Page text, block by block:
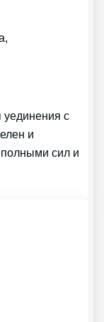
уединения с
и
сил и